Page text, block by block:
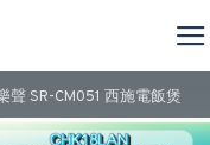
聲 SR-CM051 西施電飯煲